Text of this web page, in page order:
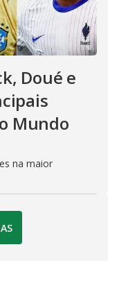
Doué e
Mundo
na maior